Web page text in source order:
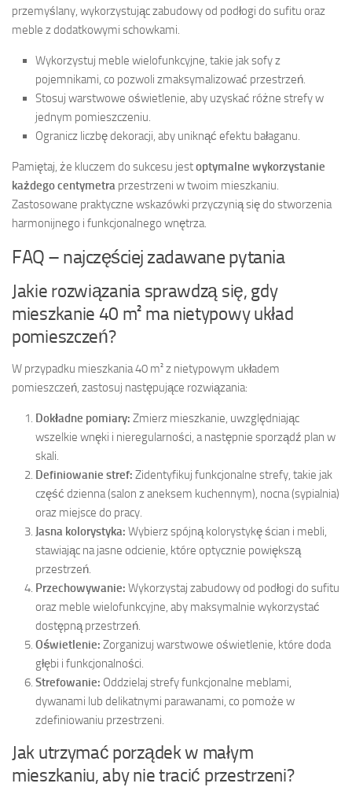
przemyślany, wykorzystując zabudowy od podłogi do sufitu oraz
meble z dodatkowymi schowkami.
Wykorzystuj meble wielofunkcyjne, takie jak sofy z
pojemnikami, co pozwoli zmaksymalizować przestrzeń.
Stosuj warstwowe oświetlenie, aby uzyskać różne strefy w
jednym pomieszczeniu.
Ogranicz liczbę dekoracji, aby uniknąć efektu bałaganu.
Pamiętaj, że kluczem do sukcesu jestoptymalne wykorzystanie
każdego centymetra przestrzeni w twoim mieszkaniu.
Zastosowane praktyczne wskazówki przyczynią się do stworzenia
harmonijnego i funkcjonalnego wnętrza.
FAQ – najczęściej zadawane pytania
Jakie rozwiązania sprawdzą się, gdy
mieszkanie 40 m² ma nietypowy układ
pomieszczeń?
W przypadku mieszkania 40 m² z nietypowym układem
pomieszczeń, zastosuj następujące rozwiązania:
Dokładne pomiary: Zmierz mieszkanie, uwzględniając
wszelkie wnęki i nieregularności, a następnie sporządź plan w
skali.
Definiowanie stref: Zidentyfikuj funkcjonalne strefy, takie jak
część dzienna (salon z aneksem kuchennym), nocna (sypialnia)
oraz miejsce do pracy.
Jasna kolorystyka: Wybierz spójną kolorystykę ścian i mebli,
stawiając na jasne odcienie, które optycznie powiększą
przestrzeń.
Przechowywanie: Wykorzystaj zabudowy od podłogi do sufitu
oraz meble wielofunkcyjne, aby maksymalnie wykorzystać
dostępną przestrzeń.
Oświetlenie: Zorganizuj warstwowe oświetlenie, które doda
głębi i funkcjonalności.
Strefowanie: Oddzielaj strefy funkcjonalne meblami,
dywanami lub delikatnymi parawanami, co pomoże w
zdefiniowaniu przestrzeni.
Jak utrzymać porządek w małym
mieszkaniu, aby nie tracić przestrzeni?